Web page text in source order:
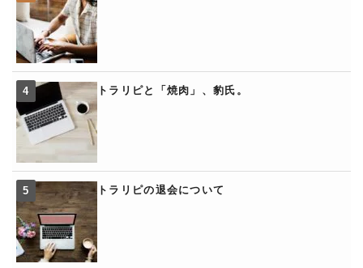
トラリピと「焼肉」、豹氏。
トラリピの退会について